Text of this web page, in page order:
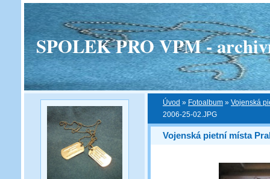
SPOLEK PRO VPM -
Úvod » Fotoalbum » Vojenská
2006-25-02.JPG
Vojenská pietní místa